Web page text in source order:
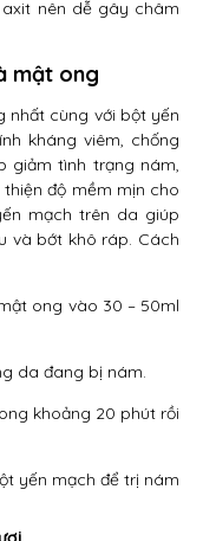
nên dễ gây châm
mật ong
nhất cùng với bột yến
kháng viêm, chống
giảm tình trạng nám,
độ mềm mịn cho
mạch trên da giúp
và bớt khô ráp. Cách
ong vào 30 – 50ml
da đang bị nám.
khoảng 20 phút rồi